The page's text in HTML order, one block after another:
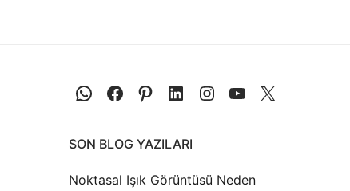
SON BLOG YAZILARI
Noktasal Işık Görüntüsü Neden